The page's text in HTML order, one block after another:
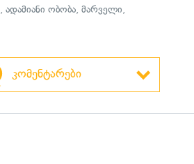
,ადამიანი ობობა,მარველი,
კომენტარები